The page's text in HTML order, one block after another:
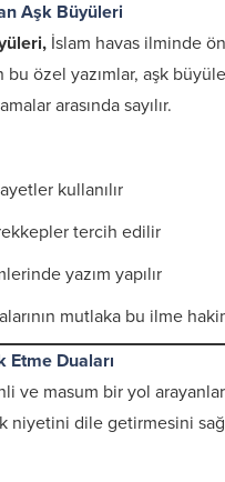
Aşk Büyüleri
İslam havas ilminde
bu özel yazımlar, aşk
arasında sayılır.
kullanılır
tercih edilir
yazım yapılır
mutlaka bu ilme
Etme Duaları
ve masum bir yol
niyetini dile getirmesini